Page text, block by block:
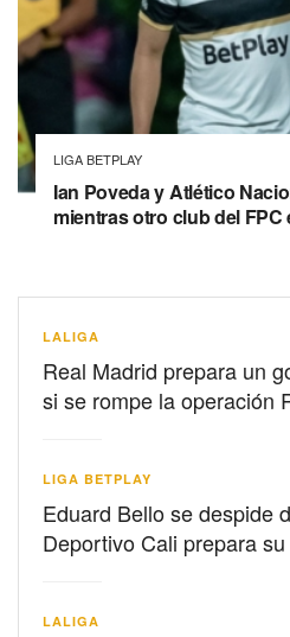
LIGA BETPLAY
Ian Poveda y Atlético
mientras otro club del FPC
LALIGA
Real Madrid prepara un
si se rompe la operación
LIGA BETPLAY
Eduard Bello se despide
Deportivo Cali prepara
LALIGA